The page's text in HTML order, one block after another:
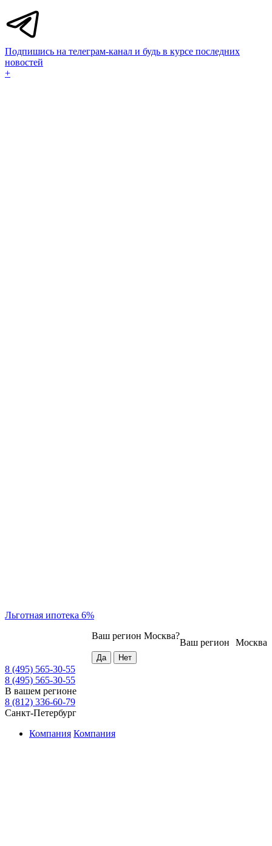
Подпишись на телеграм-канал и будь в курсе последних
новостей
+
Льготная ипотека 6%
Москва
Ваш регион
Ваш регион Москва?
8 (495) 565-30-55
8 (495) 565-30-55
В вашем регионе
8 (812) 336-60-79
Санкт-Петербург
Компания Компания